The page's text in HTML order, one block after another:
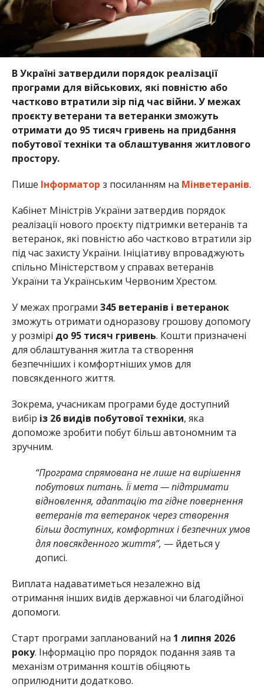
В Україні затвердили порядок реалізації
програми для військових, які повністю або
частково втратили зір під час війни. У межах
проєкту ветерани та ветеранки зможуть
отримати до 95 тисяч гривень на придбання
побутової техніки та облаштування житлового
простору.
Пише Інформатор з посиланням на Мінветеранів.
Кабінет Міністрів України затвердив порядок
реалізації нового проєкту підтримки ветеранів та
ветеранок, які повністю або частково втратили зір
під час захисту України. Ініціативу впроваджують
спільно Міністерством у справах ветеранів
України та Українським Червоним Хрестом.
У межах програми 345 ветеранів і ветеранок
зможуть отримати одноразову грошову допомогу
у розмірі до 95 тисяч гривень. Кошти призначені
для облаштування житла та створення
безпечніших і комфортніших умов для
повсякденного життя.
Зокрема, учасникам програми буде доступний
вибір із 26 видів побутової техніки, яка
допоможе зробити побут більш автономним та
зручним.
“Програма спрямована не лише на вирішення
побутових питань. Її мета — підтримати
відновлення, адаптацію та гідне повернення
ветеранів та ветеранок через створення
більш доступних, комфортних і безпечних умов
для повсякденного життя”, — йдеться у
дописі.
Виплата надаватиметься незалежно від
отримання інших видів державної чи благодійної
допомоги.
Старт програми запланований на 1 липня 2026
року. Інформацію про порядок подання заяв та
механізм отримання коштів обіцяють
оприлюднити додатково.